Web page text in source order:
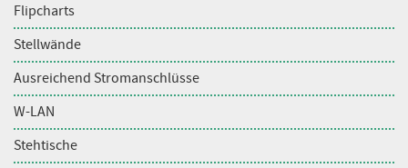
Flipcharts
Stellwände
Ausreichend Stromanschlüsse
W-LAN
Stehtische